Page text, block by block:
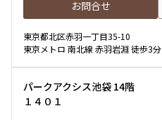
お問合せ
東京都北区赤羽一丁目35-10
東京メトロ 南北線 赤羽岩淵 徒歩3分
パークアクシス池袋 14階
１４０１